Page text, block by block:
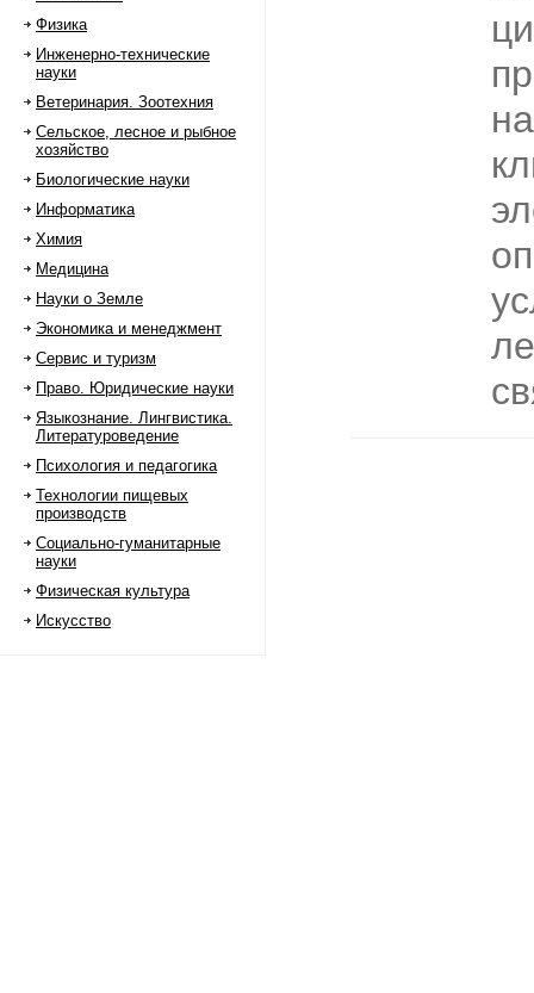
Физика
Инженерно-технические
науки
Ветеринария. Зоотехния
Сельское, лесное и рыбное
хозяйство
Биологические науки
Информатика
Химия
Медицина
Науки о Земле
Экономика и менеджмент
Сервис и туризм
Право. Юридические науки
Языкознание. Лингвистика.
Литературоведение
Психология и педагогика
Технологии пищевых
производств
Социально-гуманитарные
науки
Физическая культура
Искусство